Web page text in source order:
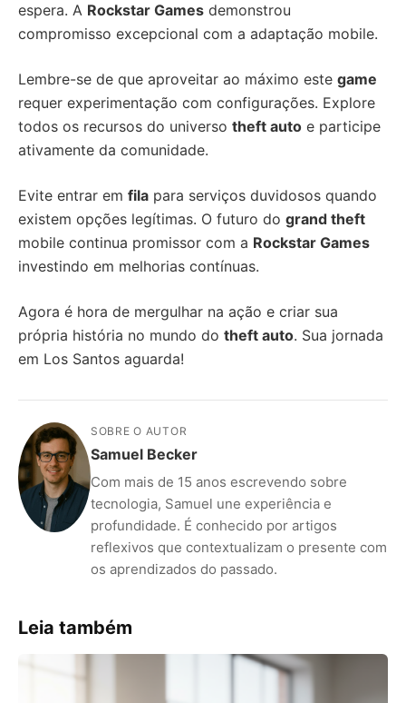
espera. A Rockstar Games demonstrou
compromisso excepcional com a adaptação mobile.
Lembre-se de que aproveitar ao máximo este game
requer experimentação com configurações. Explore
todos os recursos do universo theft auto e participe
ativamente da comunidade.
Evite entrar em fila para serviços duvidosos quando
existem opções legítimas. O futuro do grand theft
mobile continua promissor com a Rockstar Games
investindo em melhorias contínuas.
Agora é hora de mergulhar na ação e criar sua
própria história no mundo do theft auto. Sua jornada
em Los Santos aguarda!
SOBRE O AUTOR
Samuel Becker
Com mais de 15 anos escrevendo sobre
tecnologia, Samuel une experiência e
profundidade. É conhecido por artigos
reflexivos que contextualizam o presente com
os aprendizados do passado.
Leia também